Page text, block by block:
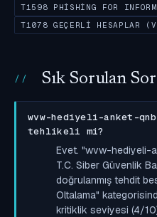
T1598 PHISHING FOR
T1078 GEÇERLI HESAPLAR
Sık Sorulan
wvw-hediyeli-anket-
tehlikeli mi?
Evet. "wvw-hediyeli-
T.C. Siber Güvenlik
doğrulanmış tehdit
Oltalama"
kritiklik seviyesi (4/10)